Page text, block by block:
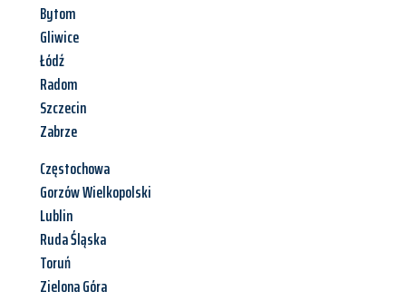
Bytom
Gliwice
Łódź
Radom
Szczecin
Zabrze
Częstochowa
Gorzów Wielkopolski
Lublin
Ruda Śląska
Toruń
Zielona Góra